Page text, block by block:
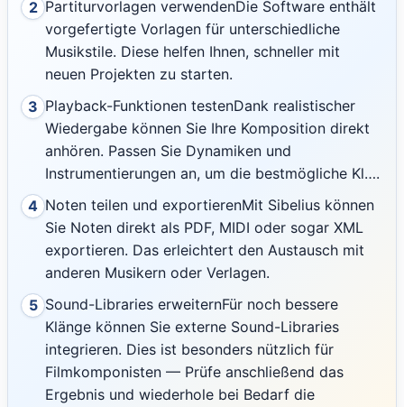
2 Partiturvorlagen verwendenDie Software enthält
vorgefertigte Vorlagen für unterschiedliche
Musikstile. Diese helfen Ihnen, schneller mit
neuen Projekten zu starten.
3 Playback-Funktionen testenDank realistischer
Wiedergabe können Sie Ihre Komposition direkt
anhören. Passen Sie Dynamiken und
Instrumentierungen an, um die bestmögliche Kl….
4 Noten teilen und exportierenMit Sibelius können
Sie Noten direkt als PDF, MIDI oder sogar XML
exportieren. Das erleichtert den Austausch mit
anderen Musikern oder Verlagen.
5 Sound-Libraries erweiternFür noch bessere
Klänge können Sie externe Sound-Libraries
integrieren. Dies ist besonders nützlich für
Filmkomponisten — Prüfe anschließend das
Ergebnis und wiederhole bei Bedarf die